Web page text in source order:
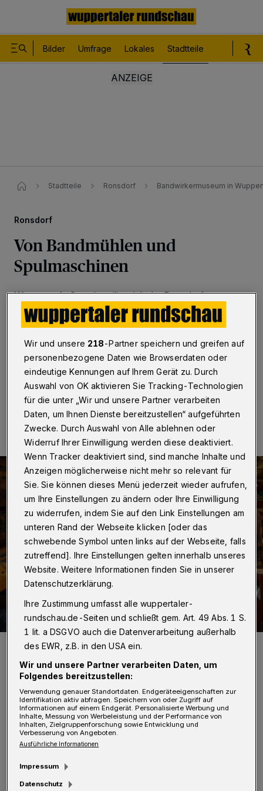
Bilder Umfrage Lokales Stadtteile
Stadtteile Ronsdorf Bandwirkermuseum in
Ronsdorf
Von Bandmühlen und
Spulmaschinen
Wuppertal·Stets beteiligt sich der Ronsdorfer
Heimat- und Bürgerverein mit seinem
Bandwirkermuseum am Internationalen Museumstag.
Am Sonntag (19. Mai 2019) von 14 bis 17 Uhr öffnen
sich die Türen der Ex-Bandwirker-Fachschule an der
Remscheider Straße 50.
17.05.2019 , 12:55 Uhr Eine Minute Lesezeit
Wer das Ronsdorfer Bandwirkermuseum besucht, erlebt Technik-
und Industriegeschichte live.
Foto: Klaus-Günther Conrads
Von Klaus-Günther Conrads
elernte Bandwirker führen dann ihre
Wir und unsere 218-Partner speichern und greifen auf
personenbezogene Daten wie Browserdaten oder
eindeutige Kennungen auf Ihrem Gerät zu. Durch
Auswahl von OK aktivieren Sie Tracking-Technologien
für die unter „Wir und unsere Partner verarbeiten
Daten, um Ihnen Dienste bereitzustellen“ aufgeführten
Zwecke. Durch Auswahl von Alle ablehnen oder
Widerruf Ihrer Einwilligung werden diese deaktiviert.
Wenn Tracker deaktiviert sind, sind manche Inhalte und
Anzeigen möglicherweise nicht mehr so relevant für
Sie. Sie können dieses Menü jederzeit wieder aufrufen,
um Ihre Einstellungen zu ändern oder Ihre Einwilligung
zu widerrufen, indem Sie auf den Link Einstellungen am
unteren Rand der Webseite klicken [oder das
schwebende Symbol unten links auf der Webseite, falls
zutreffend]. Ihre Einstellungen gelten innerhalb unseres
Website. Weitere Informationen finden Sie in unserer
Datenschutzerklärung.
Ihre Zustimmung umfasst alle wuppertaler-
rundschau.de-Seiten und schließt gem. Art. 49 Abs. 1 S.
1 lit. a DSGVO auch die Datenverarbeitung außerhalb
des EWR, z.B. in den USA ein.
Wir und unsere Partner verarbeiten Daten, um
Folgendes bereitzustellen:
Verwendung genauer Standortdaten. Endgeräteeigenschaften zur
Identifikation aktiv abfragen. Speichern von oder Zugriff auf
Informationen auf einem Endgerät. Personalisierte Werbung und
Inhalte, Messung von Werbeleistung und der Performance von
Inhalten, Zielgruppenforschung sowie Entwicklung und
Verbesserung von Angeboten.
Ausführliche Informationen
Impressum
Datenschutz